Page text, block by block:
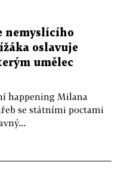
nemyslícího
oslavuje
umělec
happening Milana
se státními poctami